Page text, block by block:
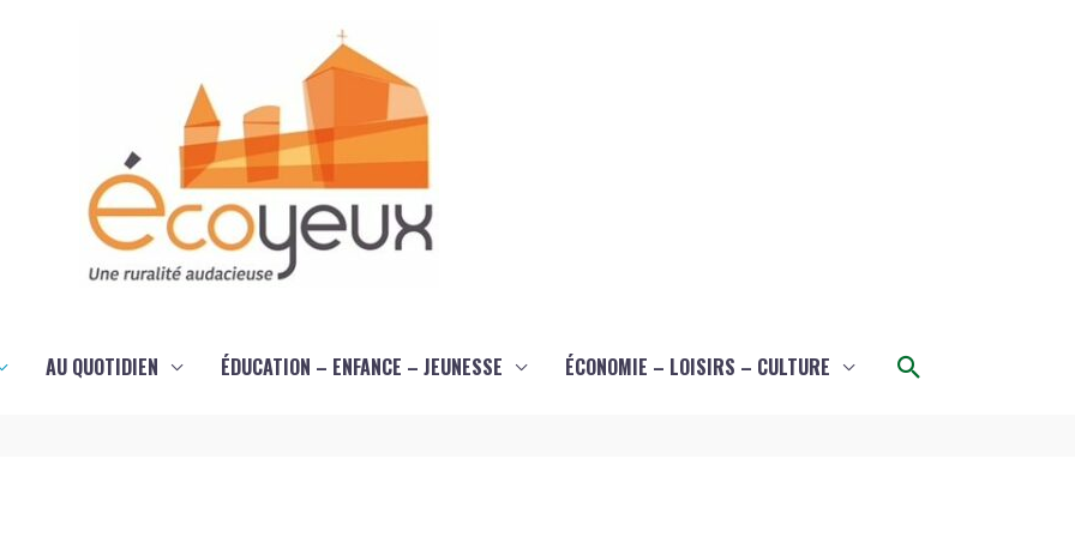
AU QUOTIDIEN ÉDUCATION – ENFANCE – JEUNESSE ÉCONOMIE – LOISIRS – CULTURE Rechercher